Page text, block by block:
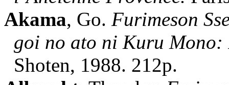
Akama, Go. Furimeson
goi no ato ni Kuru Mono:
Shoten, 1988. 212p.